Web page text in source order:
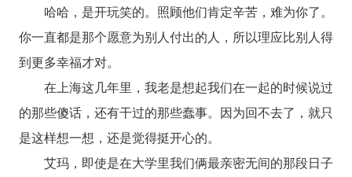
哈哈，是开玩笑的。照顾他们肯定辛苦，难为你了。
你一直都是那个愿意为别人付出的人，所以理应比别人得
到更多幸福才对。
在上海这几年里，我老是想起我们在一起的时候说过
的那些傻话，还有干过的那些蠢事。因为回不去了，就只
是这样想一想，还是觉得挺开心的。
艾玛，即使是在大学里我们俩最亲密无间的那段日子